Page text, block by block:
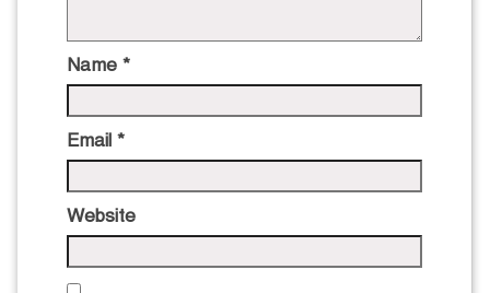
Name *
Email *
Website